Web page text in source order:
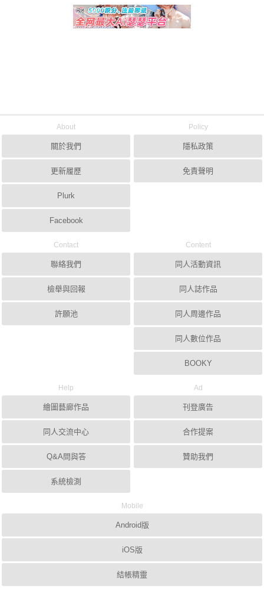
About
關於我們
更新履歷
Plurk
Facebook
Policy
隱私政策
免責聲明
Contact
聯絡我們
檢舉與回報
許願池
Content
同人活動資訊
同人誌作品
同人周邊作品
同人數位作品
BOOKY
Help
繪圖藝廊作品
同人交流中心
Q&A問與答
系統檢測
Ad
刊登廣告
合作提案
贊助我們
Mobile
Android版
iOS版
結帳精靈